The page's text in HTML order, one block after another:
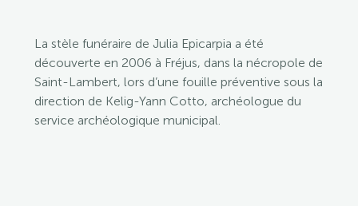
La stèle funéraire de Julia Epicarpia a été
découverte en 2006 à Fréjus, dans la nécropole de
Saint-Lambert, lors d’une fouille préventive sous la
direction de Kelig-Yann Cotto, archéologue du
service archéologique municipal.